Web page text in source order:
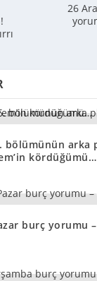
26
bölümünün arka
kördüğümü…
burç yorumu